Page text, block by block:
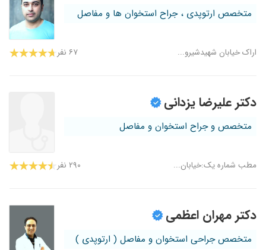
متخصص ارتوپدی ، جراح استخوان ها و مفاصل
اراک خیابان شهیدشیرو... ۶۷ نفر
دکتر علیرضا یزدانی
متخصص و جراح استخوان و مفاصل
مطب شماره یک:خیابان... ۲۹۰ نفر
دکتر مهران اعظمی
متخصص جراحی استخوان و مفاصل ( ارتوپدی )